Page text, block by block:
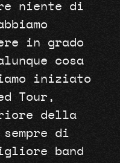
niente di
in grado
cosa
iniziato
Tour,
della
sempre di
band